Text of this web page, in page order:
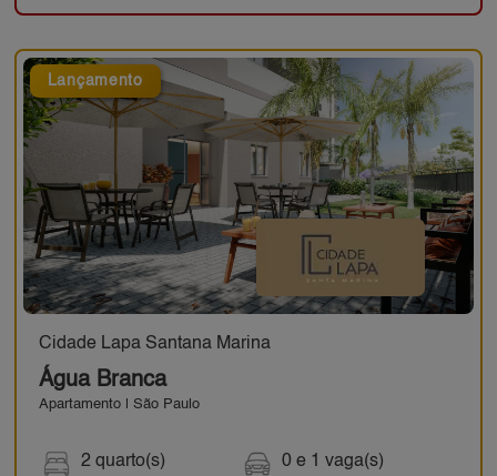
Lançamento
Cidade Lapa Santana Marina
Água Branca
Apartamento | São Paulo
2 quarto(s) 0 e 1 vaga(s)